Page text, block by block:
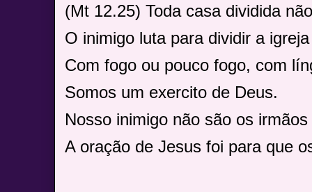
(Mt 12.25) Toda casa dividida
O inimigo luta para dividir a
Com fogo ou pouco fogo, com
Somos um exercito de Deus.
Nosso inimigo não são os
A oração de Jesus foi para que